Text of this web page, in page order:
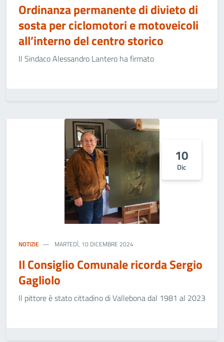
Ordinanza permanente di divieto di
sosta per ciclomotori e motoveicoli
all’interno del centro storico
Il Sindaco Alessandro Lantero ha firmato
10
Dic
NOTIZIE MARTEDÌ, 10 DICEMBRE 2024
Il Consiglio Comunale ricorda Sergio
Gagliolo
Il pittore è stato cittadino di Vallebona dal 1981 al 2023